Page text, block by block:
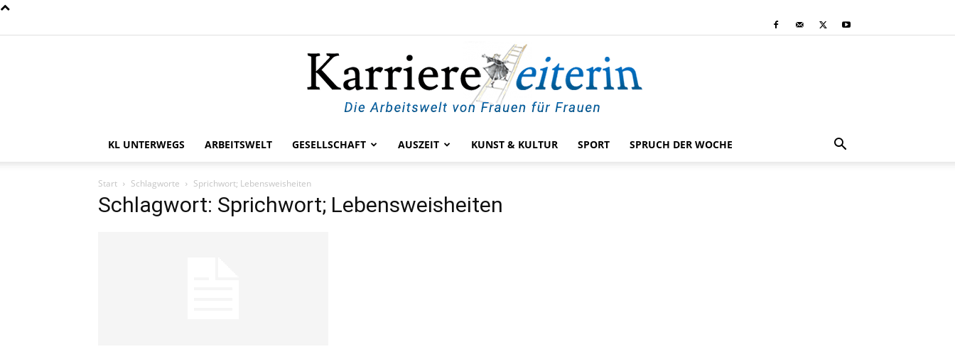
KL UNTERWEGS ARBEITSWELT GESELLSCHAFT AUSZEIT KUNST & KULTUR SPORT SPRUCH DER WOCHE
Start Schlagworte Sprichwort; Lebensweisheiten
Schlagwort: Sprichwort; Lebensweisheiten